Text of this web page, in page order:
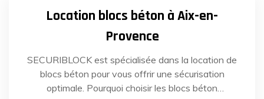
Location blocs béton à Aix-en-
Provence
SECURIBLOCK est spécialisée dans la location de
blocs béton pour vous offrir une sécurisation
optimale. Pourquoi choisir les blocs béton